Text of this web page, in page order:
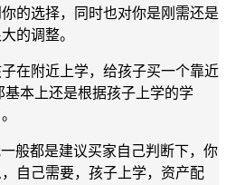
的选择，同时也对你是刚需还是
的调整。
在附近上学，给孩子买一个靠近
基本上还是根据孩子上学的学
般都是建议买家自己判断下，你
自己需要，孩子上学，资产配